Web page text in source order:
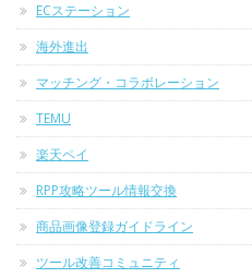
ECステーション
海外進出
マッチング・コラボレーション
TEMU
楽天ペイ
RPP攻略ツール情報交換
商品画像登録ガイドライン
ツール改善コミュニティ